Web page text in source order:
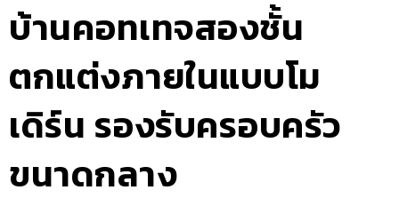
บ้านคอทเทจสองชั้น
ตกแต่งภายในแบบโม
เดิร์น รองรับครอบครัว
ขนาดกลาง